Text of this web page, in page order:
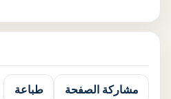
مشاركة الصفحة طباعة